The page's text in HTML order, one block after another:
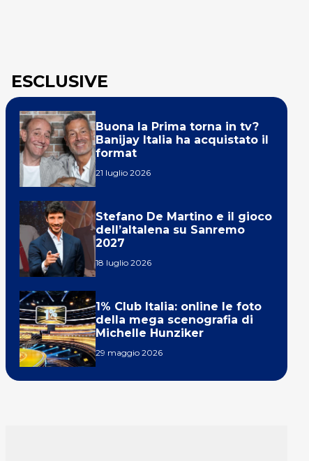
ESCLUSIVE
Buona la Prima torna in tv?
Banijay Italia ha acquistato il
format
21 luglio 2026
Stefano De Martino e il gioco
dell’altalena su Sanremo
2027
18 luglio 2026
1% Club Italia: online le foto
della mega scenografia di
Michelle Hunziker
29 maggio 2026